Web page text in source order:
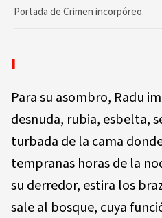
Portada de Crimen incorpóreo.
I
Para su asombro, Radu
desnuda, rubia, esbelta,
turbada de la cama
tempranas horas de la
su derredor, estira los
sale al bosque, cuya